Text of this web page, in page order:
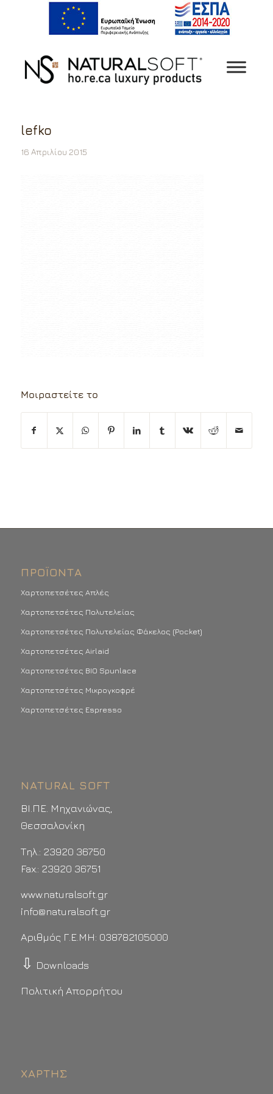
lefko
16 Απριλίου 2015
Μοιραστείτε το
ΠΡΟΪΌΝΤΑ
Χαρτοπετσέτες Απλές
Χαρτοπετσέτες Πολυτελείας
Χαρτοπετσέτες Πολυτελείας Φάκελος (Pocket)
Χαρτοπετσέτες Airlaid
Χαρτοπετσέτες BIO Spunlace
Χαρτοπετσέτες Μικρογκοφρέ
Χαρτοπετσέτες Espresso
NATURAL SOFT
ΒΙ.ΠΕ. Μηχανιώνας,
Θεσσαλονίκη
Τηλ.: 23920 36750
Fax.: 23920 36751
www.naturalsoft.gr
info@naturalsoft.gr
Αριθμός Γ.Ε.ΜΗ: 038782105000
⇩ Downloads
Πολιτική Απορρήτου
ΧΆΡΤΗΣ